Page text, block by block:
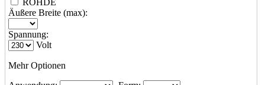
ROHDE
Äußere Breite (max):
Spannung:
Volt
Mehr Optionen